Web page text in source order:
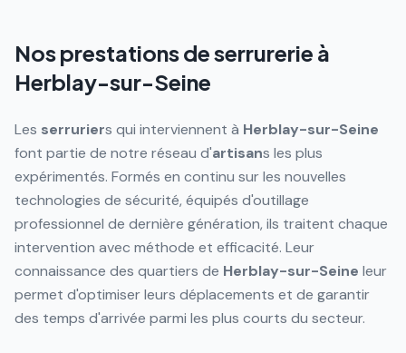
Nos prestations de serrurerie à
Herblay-sur-Seine
Les serruriers qui interviennent à Herblay-sur-Seine
font partie de notre réseau d'artisans les plus
expérimentés. Formés en continu sur les nouvelles
technologies de sécurité, équipés d'outillage
professionnel de dernière génération, ils traitent chaque
intervention avec méthode et efficacité. Leur
connaissance des quartiers de Herblay-sur-Seine leur
permet d'optimiser leurs déplacements et de garantir
des temps d'arrivée parmi les plus courts du secteur.